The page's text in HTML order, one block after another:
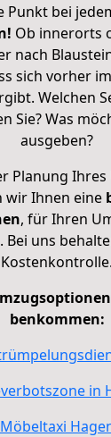
Punkt bei
Ob innerorts
nach
sich vorher
Welchen
Sie? Was
ausgeben?
Planung
wir Ihnen eine
, für Ihren
Bei uns
Kostenkontrolle.
benkommen:
in
Möbeltaxi